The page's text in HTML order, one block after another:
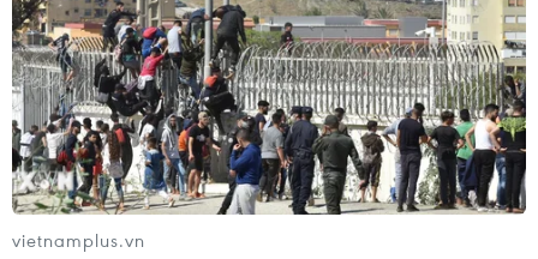
vietnamplus.vn